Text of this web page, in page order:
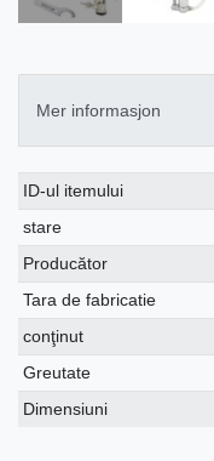
Mer informasjon
ID-ul itemului
stare
Producător
Tara de fabricatie
conţinut
Greutate
Dimensiuni